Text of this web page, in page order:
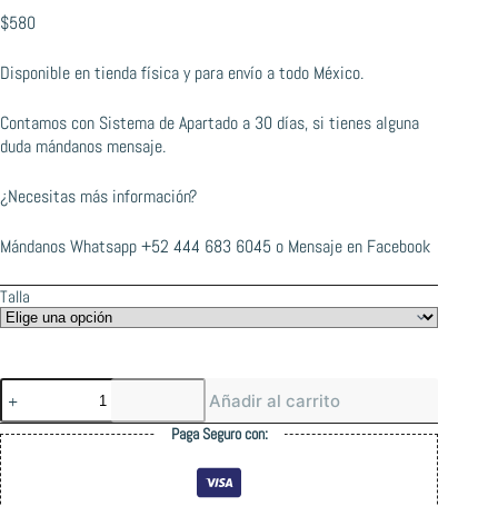
$580
Disponible en tienda física y para envío a todo México.
Contamos con Sistema de Apartado a 30 días, si tienes alguna
duda mándanos mensaje.
¿Necesitas más información?
Mándanos Whatsapp+52 444 683 6045 o Mensaje en Facebook
Talla
Thrasher
Brick
Forest
Green
Tee
cantidad
Añadir al carrito
Paga Seguro con: